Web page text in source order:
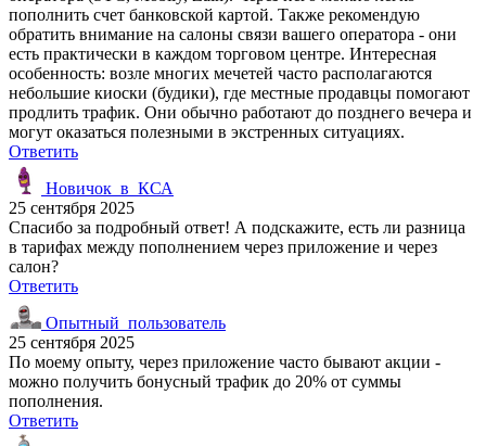
пополнить счет банковской картой. Также рекомендую
обратить внимание на салоны связи вашего оператора - они
есть практически в каждом торговом центре. Интересная
особенность: возле многих мечетей часто располагаются
небольшие киоски (будики), где местные продавцы помогают
продлить трафик. Они обычно работают до позднего вечера и
могут оказаться полезными в экстренных ситуациях.
Ответить
Новичок_в_КСА
25 сентября 2025
Спасибо за подробный ответ! А подскажите, есть ли разница
в тарифах между пополнением через приложение и через
салон?
Ответить
Опытный_пользователь
25 сентября 2025
По моему опыту, через приложение часто бывают акции -
можно получить бонусный трафик до 20% от суммы
пополнения.
Ответить